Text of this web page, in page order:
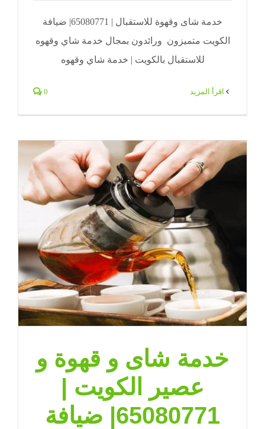
خدمة شاى وقهوة للاستقبال | 65080771| ضيافة
الكويت متميزون ورائدون بمجال خدمة شاي وقهوه
للاستقبال بالكويت | خدمة شاي وقهوه
0
خدمة شاى و قهوة و
عصير الكويت |
65080771| ضيافة